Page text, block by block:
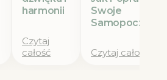
harmonii
Czytaj
całość
Swoje
Samopoczucie
Czytaj całość